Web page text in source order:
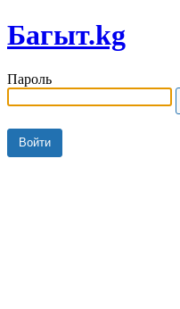
Багыт.kg
Пароль